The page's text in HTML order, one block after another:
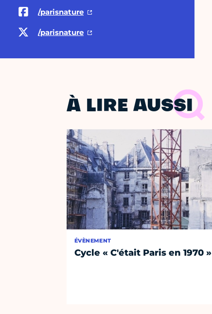
/parisnature
/parisnature
À LIRE AUSSI
ÉVÈNEMENT
Cycle « C'était Paris en 1970 »